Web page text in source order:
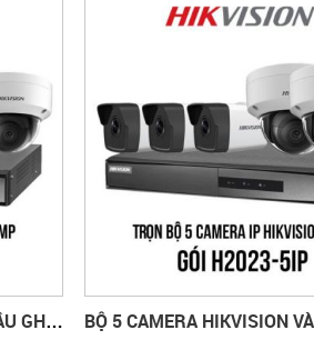
BỘ 6 CAMERA HIKVISION VÀ ĐẦU GHI HÌNH